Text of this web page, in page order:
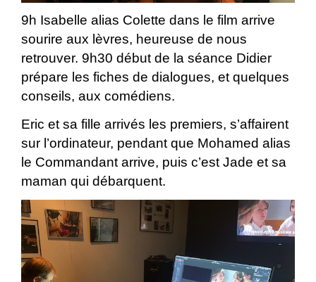
9h Isabelle alias Colette dans le film arrive
sourire aux lèvres, heureuse de nous
retrouver. 9h30 début de la séance Didier
prépare les fiches de dialogues, et quelques
conseils, aux comédiens.
Eric et sa fille arrivés les premiers, s’affairent
sur l’ordinateur, pendant que Mohamed alias
le Commandant arrive, puis c’est Jade et sa
maman qui débarquent.